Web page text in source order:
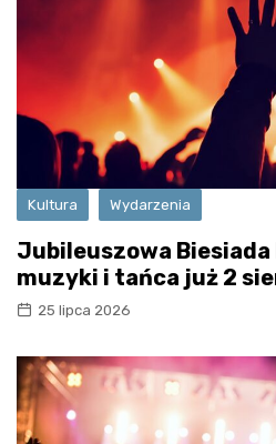
Kultura Wydarzenia
Jubileuszowa
muzyki i tańca już 2
25 lipca 2026